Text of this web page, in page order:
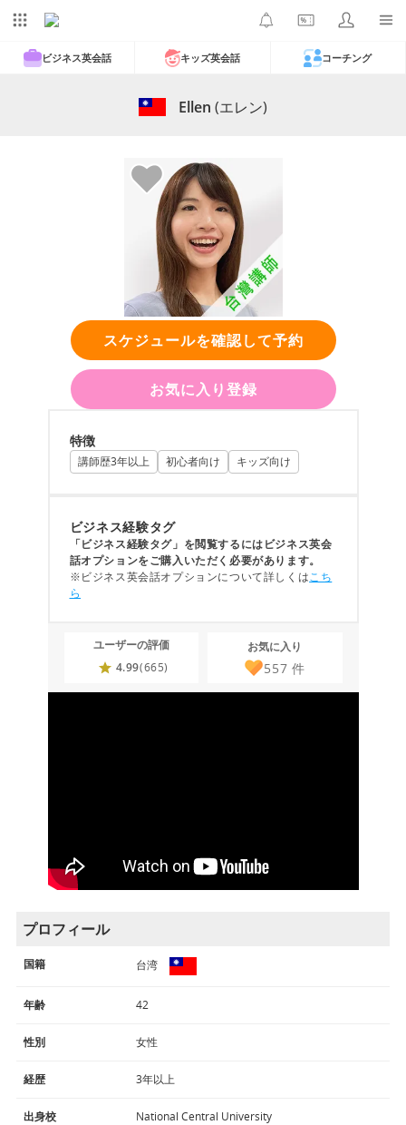
ビジネス英会話 キッズ英会話 コーチング
Ellen (エレン)
スケジュールを確認して予約
お気に入り登録
特徴
講師歴3年以上 初心者向け キッズ向け
ビジネス経験タグ
「ビジネス経験タグ」を閲覧するにはビジネス英会
話オプションをご購入いただく必要があります。
※ビジネス英会話オプションについて詳しくはこち
ら
ユーザーの評価
4.99(665)
お気に入り
557 件
プロフィール
国籍 台湾
年齢 42
性別 女性
経歴 3年以上
出身校 National Central University